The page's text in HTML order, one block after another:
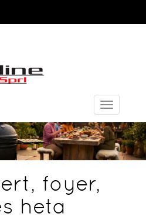
Toggle
foyer,
heta